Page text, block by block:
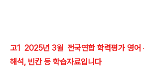
고1 2025년 3월 전국연합 학력평가 영어
해석, 빈칸 등 학습자료입니다